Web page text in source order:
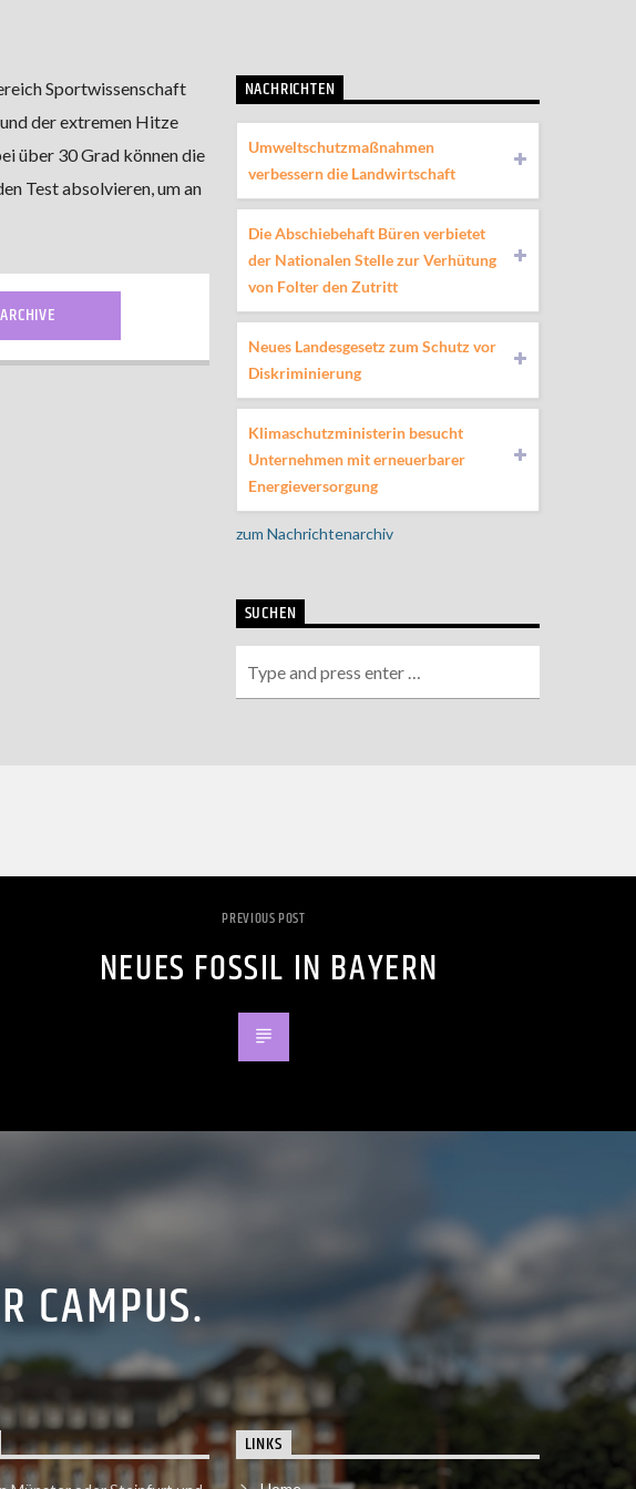
Sportwissenschaft
der extremen Hitze
über 30 Grad können die
Test absolvieren, um an
NACHRICHTEN
Umweltschutzmaßnahmen
verbessern die Landwirtschaft
Die Abschiebehaft Büren verbietet
der Nationalen Stelle zur Verhütung
von Folter den Zutritt
Neues Landesgesetz zum Schutz vor
Diskriminierung
Klimaschutzministerin besucht
Unternehmen mit erneuerbarer
Energieversorgung
zum Nachrichtenarchiv
SUCHEN
PREVIOUS POST
NEUES FOSSIL IN BAYERN
CAMPUS.
LINKS